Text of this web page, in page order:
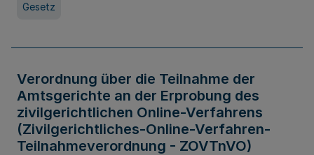
Gesetz
Verordnung über die Teilnahme der
Amtsgerichte an der Erprobung des
zivilgerichtlichen Online-Verfahrens
(Zivilgerichtliches-Online-Verfahren-
Teilnahmeverordnung - ZOVTnVO)